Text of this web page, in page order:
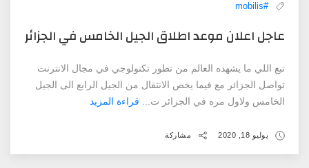
#mobilis
عاجل ‏اعلان ‏موعد ‏اطلاق ‏الجيل ‏الخامس ‏في ‏الجزائر
تبع اللي ما يشهده العالم من تطور تكنولوجي في مجال الانترنت
تواصل الجزائر مع فيما يخص الانتقال من الجيل الرابع الى الجيل
الخامس ولاول مره في الجزائر ت... قراءة المزيد
يوليو 18, 2020 مشاركة